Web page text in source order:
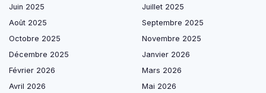
Juin 2025
Juillet 2025
Août 2025
Septembre 2025
Octobre 2025
Novembre 2025
Décembre 2025
Janvier 2026
Février 2026
Mars 2026
Avril 2026
Mai 2026